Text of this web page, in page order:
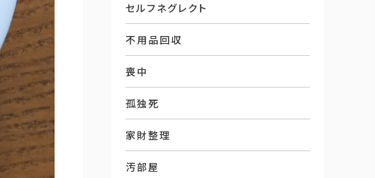
セルフネグレクト
不用品回収
喪中
孤独死
家財整理
汚部屋